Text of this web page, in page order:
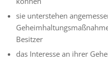
sie unterstehen
Besitzer
das Interesse an ihrer